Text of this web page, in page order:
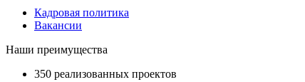
Кадровая политика
Вакансии
Наши преимущества
350 реализованных проектов